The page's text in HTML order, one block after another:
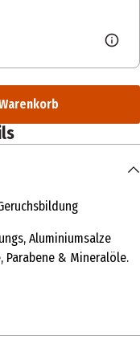
Aluminiumsalze
Parabene & Mineralöle.